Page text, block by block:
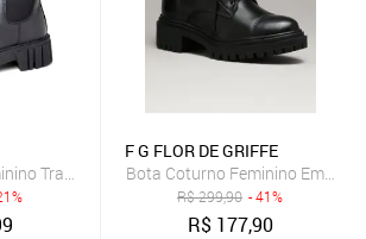
Tratorada DUBUY 1506FG Preto
F G FLOR DE GRIFFE
Bota Coturno Feminino Em
R$299,90 - 41%
R$ 177,90